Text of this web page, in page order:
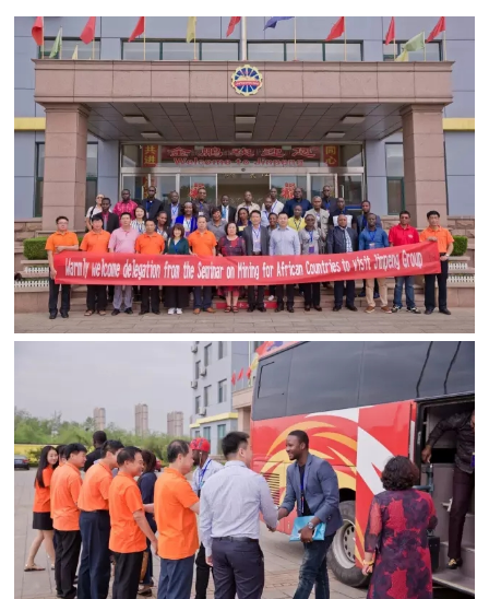
 案例中心
 服务体系
 新闻中心
 矿山设计院
 选矿实验室
 关于金鹏
企业文化
专家团队
 联系我们